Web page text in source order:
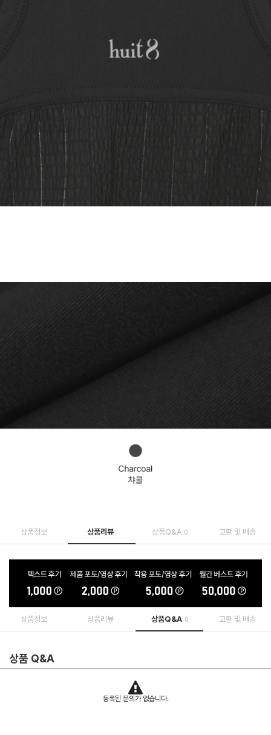
상품정보 상품리뷰 상품Q&A 0 교환 및 배송
상품정보 상품리뷰 상품Q&A 0 교환 및 배송
상품 Q&A
등록된 문의가 없습니다.